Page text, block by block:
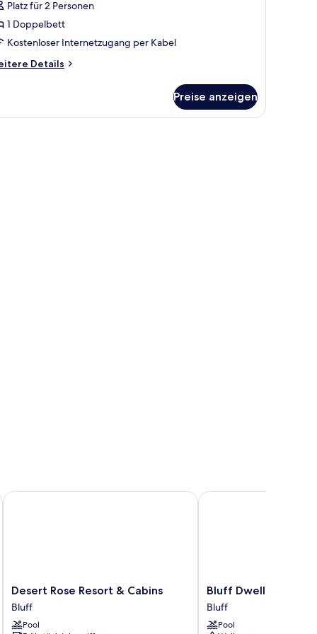
Platz für 2 Personen
1 Doppelbett
Kostenloser Internetzugang per Kabel
Details
Preise anzeigen
Desert
Rose
Resort
&
Desert Rose Resort & Cabins
Bluff
Pool
Desert Rose Resort & Cabins
Bluff
Dwellings
Resort
Bluff
Bluff Dwellings
Bluff
Pool
Bluff Dwellings Resort